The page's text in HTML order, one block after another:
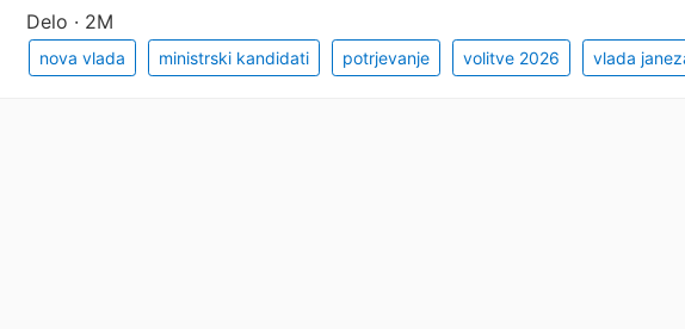
Delo · 2M
nova vlada ministrski kandidati potrjevanje volitve 2026 vlada